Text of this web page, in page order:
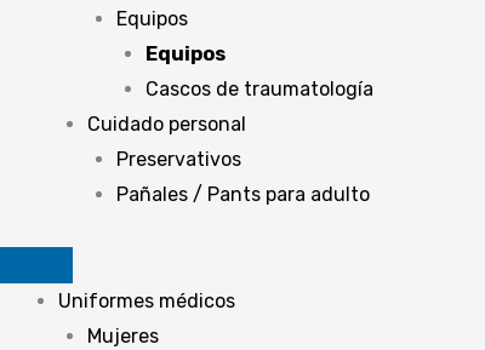
Equipos
Equipos
Cascos de traumatología
Cuidado personal
Preservativos
Pañales / Pants para adulto
Uniformes médicos
Mujeres